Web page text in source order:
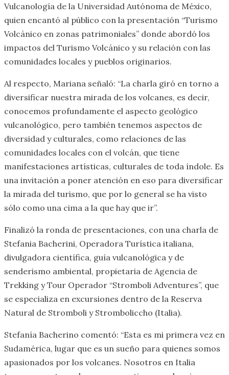
Vulcanología de la Universidad Autónoma de México,
quien encantó al público con la presentación “Turismo
Volcánico en zonas patrimoniales” donde abordó los
impactos del Turismo Volcánico y su relación con las
comunidades locales y pueblos originarios.
Al respecto, Mariana señaló: “La charla giró en torno a
diversificar nuestra mirada de los volcanes, es decir,
conocemos profundamente el aspecto geológico
vulcanológico, pero también tenemos aspectos de
diversidad y culturales, como relaciones de las
comunidades locales con el volcán, que tiene
manifestaciones artísticas, culturales de toda índole. Es
una invitación a poner atención en eso para diversificar
la mirada del turismo, que por lo general se ha visto
sólo como una cima a la que hay que ir”.
Finalizó la ronda de presentaciones, con una charla de
Stefania Bacherini, Operadora Turística italiana,
divulgadora científica, guía vulcanológica y de
senderismo ambiental, propietaria de Agencia de
Trekking y Tour Operador “Stromboli Adventures”, que
se especializa en excursiones dentro de la Reserva
Natural de Stromboli y Stromboliccho (Italia).
Stefanía Bacherino comentó: “Esta es mi primera vez en
Sudamérica, lugar que es un sueño para quienes somos
apasionados por los volcanes. Nosotros en Italia